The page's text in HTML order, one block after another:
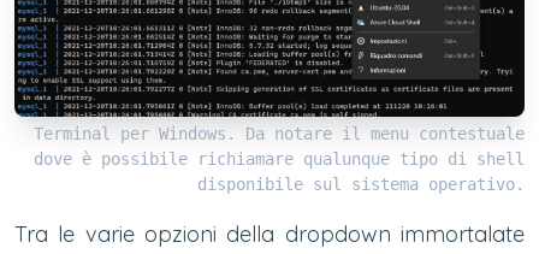
Terminal per Windows. Da notare il menu contestuale
dove è possibile richiamare qualunque tipo di shell
disponibile sul sistema operativo.
Tra le varie opzioni della dropdown immortalate